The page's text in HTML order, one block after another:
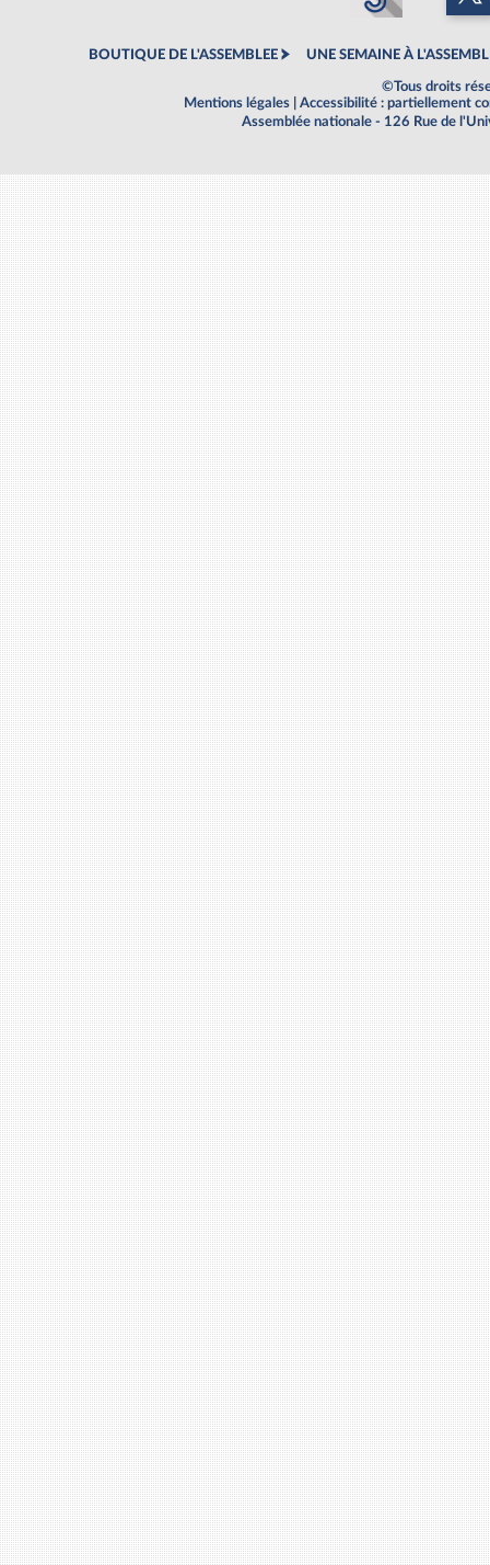
BOUTIQUE DE L'ASSEMBLEE UNE SEMAINE À
©Tous droits
Mentions légales
Accessibilité : partiellement
Assemblée nationale - 126 Rue de